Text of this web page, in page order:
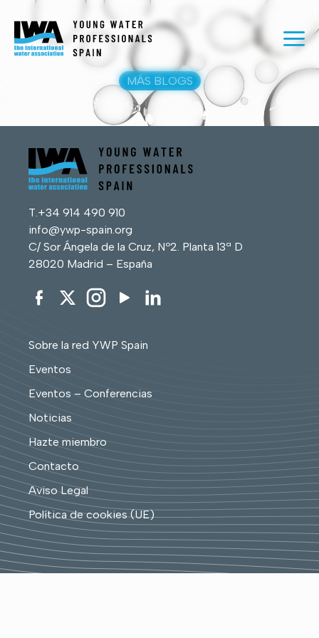
MÁS BLOGS
T.+34 914 490 910
info@ywp-spain.org
C/ Sor Ángela de la Cruz, Nº2. Planta 13ª D
28020 Madrid – España
Sobre la red YWP Spain
Eventos
Eventos – Conferencias
Noticias
Hazte miembro
Contacto
Aviso Legal
Política de cookies (UE)